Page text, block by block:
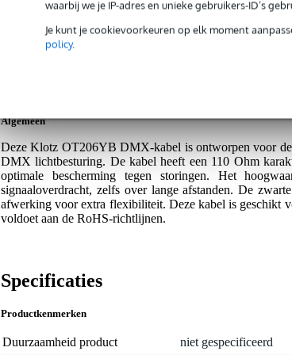
waarbij we je IP-adres en unieke gebruikers-ID’s
Je kunt je cookievoorkeuren op elk moment
policy.
Op dit product krijg je levenslange garantie op fabrieksfouten.
Plus- en minpunten
Algemeen
Deze Klotz OT206YB DMX-kabel is ontworpen voor
DMX lichtbesturing. De kabel heeft een 110 Ohm
optimale bescherming tegen storingen. Het
signaaloverdracht, zelfs over lange afstanden. De
afwerking voor extra flexibiliteit. Deze kabel is geschikt
voldoet aan de RoHS-richtlijnen.
Specificaties
Productkenmerken
Duurzaamheid product
niet gespecificeerd